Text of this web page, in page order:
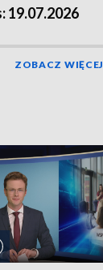
19.07.2026
ZOBACZ WIĘCEJ